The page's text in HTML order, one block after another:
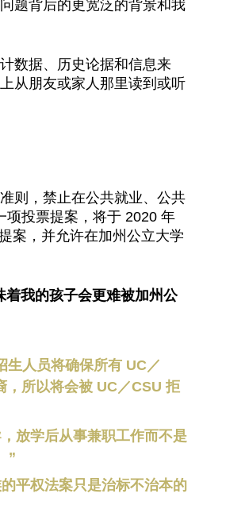
题背后的更宽泛的背景和我
数据、历史论据和信息来
从朋友或家人那里读到或听
则，禁止在公共就业、公共
项投票提案，将于 2020 年
案，并允许在加州公立大学
我的孩子会更难被加州公
生人员将确保所有 UC／
，所以将会被 UC／CSU 拒
放学后从事兼职工作而不是
”
平权法案只是治标不治本的